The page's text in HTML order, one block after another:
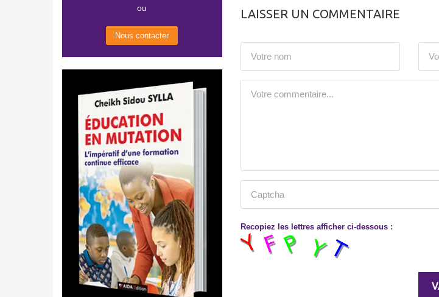
LAISSER UN COMMENTAIRE
Recopiez les lettres afficher ci-dessous :
ou
Nous contacter